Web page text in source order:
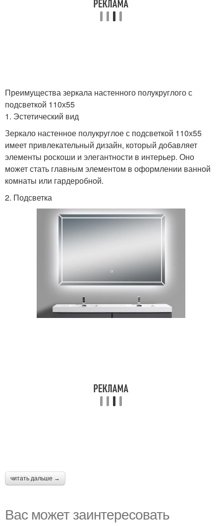
Преимущества зеркала настенного полукруглого с
подсветкой 110х55
1. Эстетический вид
Зеркало настенное полукруглое с подсветкой 110х55
имеет привлекательный дизайн, который добавляет
элементы роскоши и элегантности в интерьер. Оно
может стать главным элементом в оформлении ванной
комнаты или гардеробной.
2. Подсветка
читать дальше →
Вас может заинтересовать